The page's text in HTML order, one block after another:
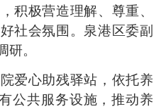
积极营造理解、尊重、
社会氛围。 泉港区委副
。
心助残驿站，依托养
公共服务设施，推动养